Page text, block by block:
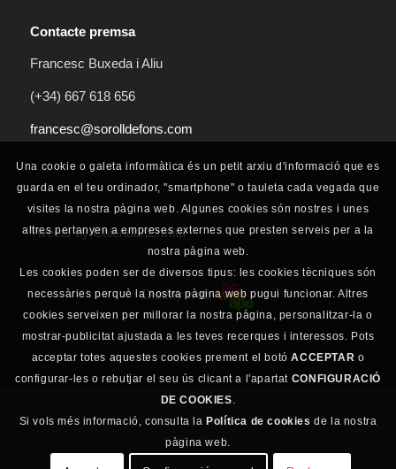
Contacte premsa
Francesc Buxeda i Aliu
(+34) 667 618 656
francesc@sorolldefons.com
Tweets by CalendariErmita
Diseny web
Una cookie o galeta informàtica és un petit arxiu d'informació que es
guarda en el teu ordinador, "smartphone" o tauleta cada vegada que
visites la nostra pàgina web. Algunes cookies són nostres i unes
altres pertanyen a empreses externes que presten serveis per a la
nostra pàgina web.
Les cookies poden ser de diversos tipus: les cookies tècniques són
necessàries perquè la nostra pàgina web pugui funcionar. Altres
cookies serveixen per millorar la nostra pàgina, personalitzar-la o
mostrar-publicitat ajustada a les teves recerques i interessos. Pots
acceptar totes aquestes cookies prement el botóACCEPTAR o
configurar-les o rebutjar el seu ús clicant a l'apartat CONFIGURACIÓ
DE COOKIES.
Si vols més informació, consulta la Política de cookies de la nostra
pàgina web.